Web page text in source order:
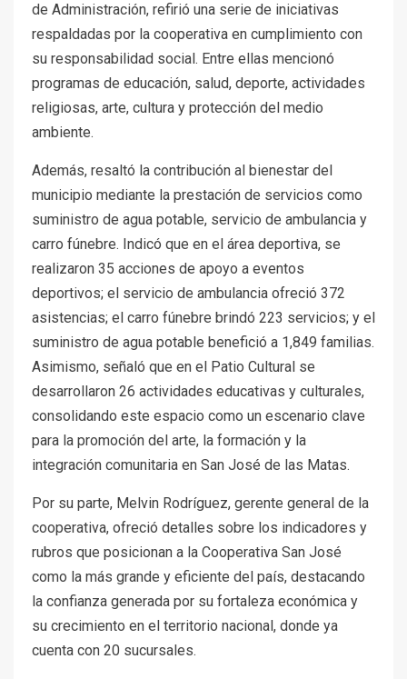
de Administración, refirió una serie de iniciativas
respaldadas por la cooperativa en cumplimiento con
su responsabilidad social. Entre ellas mencionó
programas de educación, salud, deporte, actividades
religiosas, arte, cultura y protección del medio
ambiente.
Además, resaltó la contribución al bienestar del
municipio mediante la prestación de servicios como
suministro de agua potable, servicio de ambulancia y
carro fúnebre. Indicó que en el área deportiva, se
realizaron 35 acciones de apoyo a eventos
deportivos; el servicio de ambulancia ofreció 372
asistencias; el carro fúnebre brindó 223 servicios; y el
suministro de agua potable benefició a 1,849 familias.
Asimismo, señaló que en el Patio Cultural se
desarrollaron 26 actividades educativas y culturales,
consolidando este espacio como un escenario clave
para la promoción del arte, la formación y la
integración comunitaria en San José de las Matas.
Por su parte, Melvin Rodríguez, gerente general de la
cooperativa, ofreció detalles sobre los indicadores y
rubros que posicionan a la Cooperativa San José
como la más grande y eficiente del país, destacando
la confianza generada por su fortaleza económica y
su crecimiento en el territorio nacional, donde ya
cuenta con 20 sucursales.